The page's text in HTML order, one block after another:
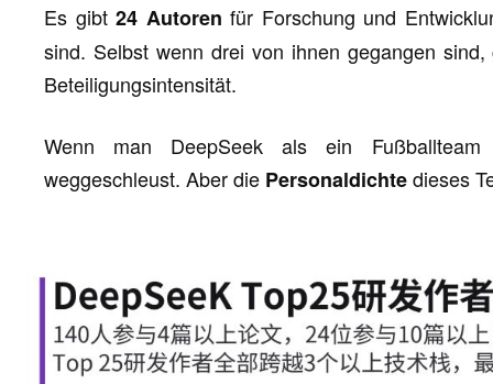
Es gibt24 Autoren für Forschung und
sind. Selbst wenn drei von ihnen gegangen
Beteiligungsintensität.
Wenn man DeepSeek als ein
weggeschleust. Aber die Personaldichtedieses